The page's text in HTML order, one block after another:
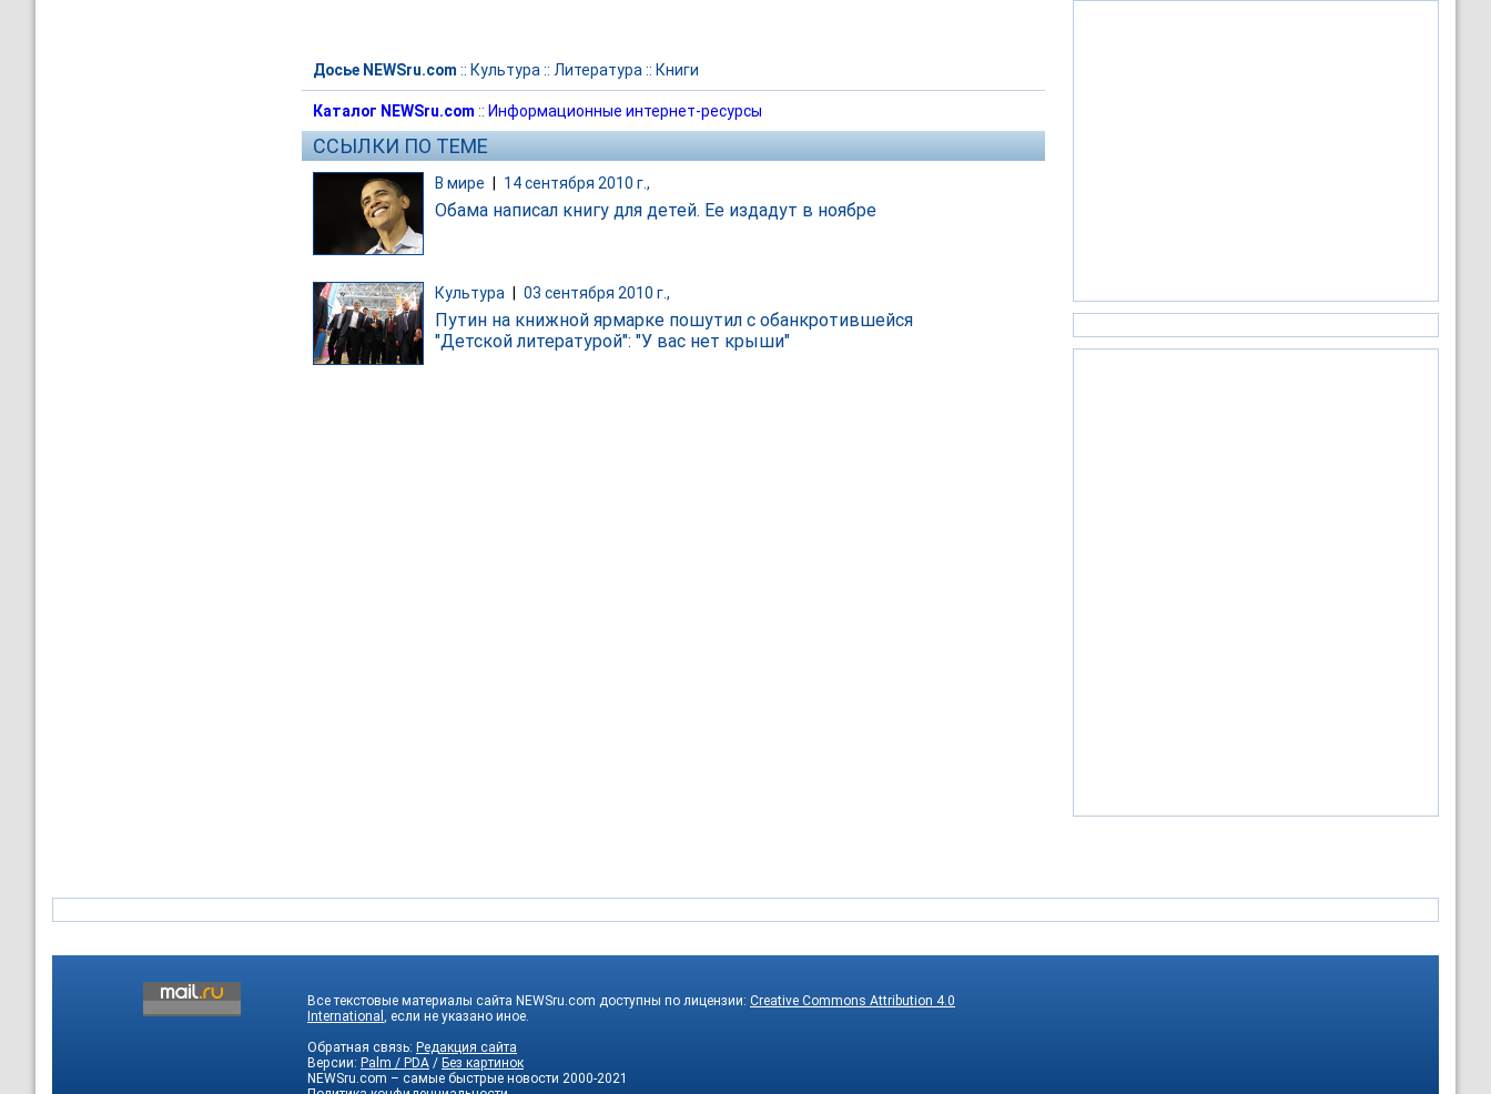
Досье NEWSru.com :: Культура :: Литература :: Книги
Каталог NEWSru.com :: Информационные интернет-ресурсы
ССЫЛКИ ПО ТЕМЕ
В мире 14 сентября 2010 г.,
Обама написал книгу для детей. Ее издадут в ноябре
Культура 03 сентября 2010 г.,
Путин на книжной ярмарке пошутил с обанкротившейся
"Детской литературой": "У вас нет крыши"
Все текстовые материалы сайта NEWSru.com доступны по лицензии: Creative Commons Attribution 4.0
International , если не указано иное.
Обратная связь: Редакция сайта
Версии: Palm / PDA / Без картинок
NEWSru.com – самые быстрые новости 2000-2021